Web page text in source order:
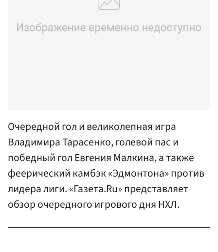
Очередной гол и великолепная игра
Владимира Тарасенко, голевой пас и
победный гол Евгения Малкина, а также
феерический камбэк «Эдмонтона» против
лидера лиги. «Газета.Ru» представляет
обзор очередного игрового дня НХЛ.